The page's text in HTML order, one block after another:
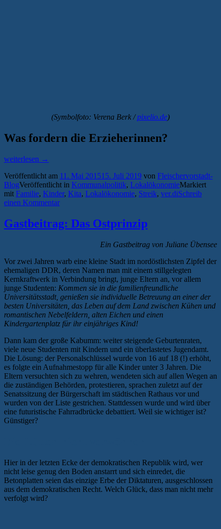
(Symbolfoto: Verena Berk /pixelio.de)
Was fordern die Erzieherinnen?
„Kita-
in
Greifswald“
weiterlesen →
Veröffentlicht am 11. Mai 201515. Juli 2019 von Fleischervorstadt-
BlogVeröffentlicht in Kommunalpolitik, LokalökonomieMarkiert
mit Familie, Kinder, Kita, Lokalökonomie, Streik, ver.diSchreib
einen Kommentar
Gastbeitrag: Das Ostprinzip
Ein Gastbeitrag von Juliane Übensee
Vor zwei Jahren warb eine kleine Stadt im nordöstlichsten Zipfel der
ehemaligen DDR, deren Namen man mit einem stillgelegten
Kernkraftwerk in Verbindung bringt, junge Eltern an, vor allem
junge Studenten: Kommen sie in die familienfreundliche
Universitätsstadt, genießen sie individuelle Betreuung an einer der
besten Universitäten, das Leben auf dem Land zwischen Kühen und
romantischen Nebelfeldern, alten Eichen und einen
Kindergartenplatz für ihr einjähriges Kind!
Dann kam der große Kabumm: weiter steigende Geburtenraten,
viele neue Studenten mit Kindern und ein überlastetes Jugendamt.
Die Lösung: der Personalschlüssel wurde von 16 auf 18 (!) erhöht,
es folgte ein Aufnahmestopp für alle Kinder unter 3 Jahren. Die
Eltern versuchten sich zu wehren, wendeten sich auf allen Wegen an
die zuständigen Behörden, protestieren, sprachen zuletzt auf der
Senatssitzung der Bürgerschaft im städtischen Rathaus vor und
wurden von der Liste gestrichen. Stattdessen wurde und wird über
eine futuristische Fahrradbrücke debattiert. Weil sie wichtiger ist?
Günstiger?
Hier in der letzten Ecke der demokratischen Republik wird, wer
nicht leise genug den Boden anstarrt und sich einredet, die
Betonplatten seien das einzige Erbe der Diktaturen, ausgeschlossen
aus dem demokratischen Recht. Welch Glück, dass man nicht mehr
verfolgt wird?